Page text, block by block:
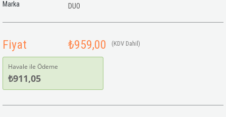
Marka DUO
Fiyat ₺959,00 (KDV Dahil)
Havale ile Ödeme
₺911,05